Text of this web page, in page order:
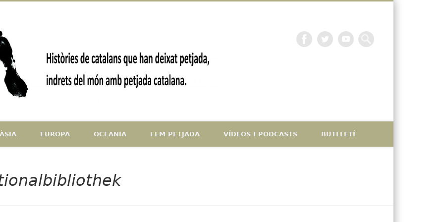
La petjada catalana
del món amb petjada catalana
ÀSIA EUROPA OCEANIA FEM PETJADA VÍDEOS I PODCASTS BUTLLETÍ